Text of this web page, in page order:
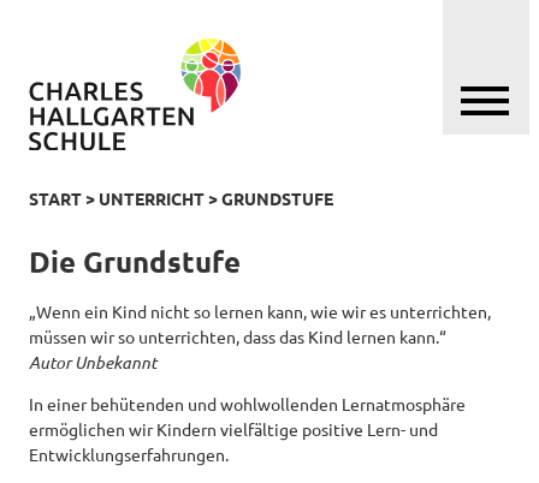
START> UNTERRICHT>GRUNDSTUFE
Die Grundstufe
„Wenn ein Kind nicht so lernen kann, wie wir es unterrichten,
müssen wir so unterrichten, dass das Kind lernen kann.“
Autor Unbekannt
In einer behütenden und wohlwollenden Lernatmosphäre
ermöglichen wir Kindern vielfältige positive Lern- und
Entwicklungserfahrungen.